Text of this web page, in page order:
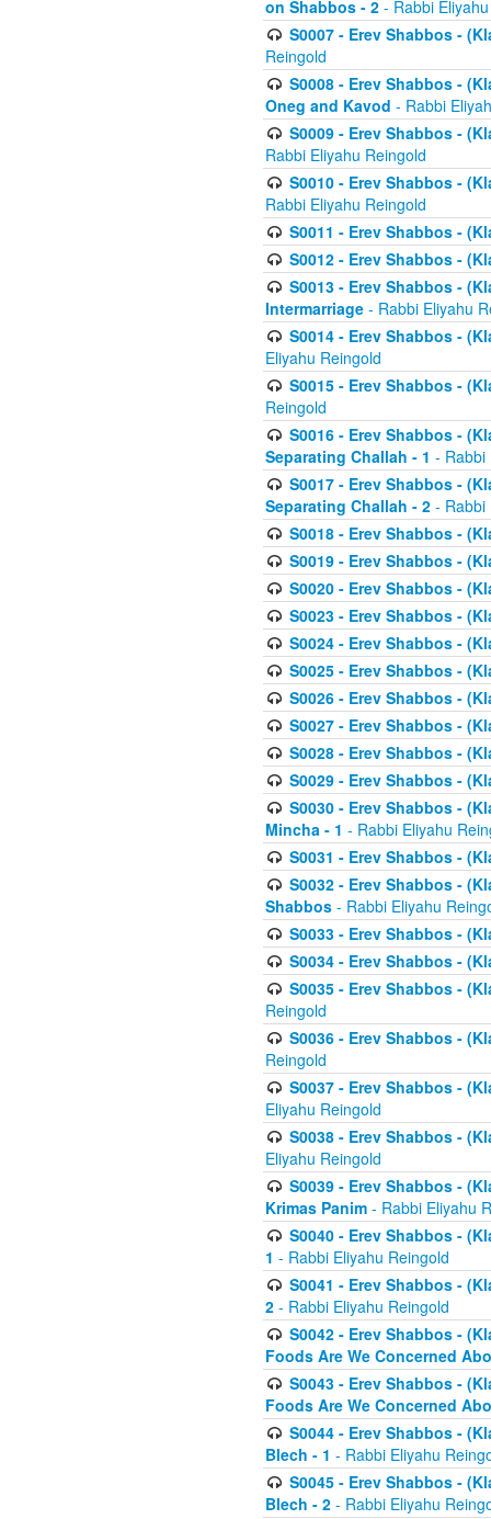
on Shabbos - 2 - Rabbi
S0007 - Erev Shabbos -
Reingold
S0008 - Erev Shabbos -
Oneg and Kavod - Rabbi
S0009 - Erev Shabbos -
Rabbi Eliyahu Reingold
S0010 - Erev Shabbos -
Rabbi Eliyahu Reingold
S0011 - Erev Shabbos -
S0012 - Erev Shabbos -
S0013 - Erev Shabbos -
Intermarriage - Rabbi Eliyahu
S0014 - Erev Shabbos -
Eliyahu Reingold
S0015 - Erev Shabbos -
Reingold
S0016 - Erev Shabbos -
Separating Challah - 1 - Rabbi
S0017 - Erev Shabbos -
Separating Challah - 2 - Rabbi
S0018 - Erev Shabbos -
S0019 - Erev Shabbos -
S0020 - Erev Shabbos -
S0023 - Erev Shabbos -
S0024 - Erev Shabbos -
S0025 - Erev Shabbos -
S0026 - Erev Shabbos -
S0027 - Erev Shabbos -
S0028 - Erev Shabbos -
S0029 - Erev Shabbos -
S0030 - Erev Shabbos -
Mincha - 1 - Rabbi Eliyahu
S0031 - Erev Shabbos -
S0032 - Erev Shabbos -
Shabbos - Rabbi Eliyahu
S0033 - Erev Shabbos -
S0034 - Erev Shabbos -
S0035 - Erev Shabbos -
Reingold
S0036 - Erev Shabbos -
Reingold
S0037 - Erev Shabbos -
Eliyahu Reingold
S0038 - Erev Shabbos -
Eliyahu Reingold
S0039 - Erev Shabbos -
Krimas Panim - Rabbi Eliyahu
S0040 - Erev Shabbos -
1 - Rabbi Eliyahu Reingold
S0041 - Erev Shabbos -
2 - Rabbi Eliyahu Reingold
S0042 - Erev Shabbos -
Foods Are We Concerned
S0043 - Erev Shabbos -
Foods Are We Concerned
S0044 - Erev Shabbos -
Blech - 1 - Rabbi Eliyahu
S0045 - Erev Shabbos -
Blech - 2 - Rabbi Eliyahu